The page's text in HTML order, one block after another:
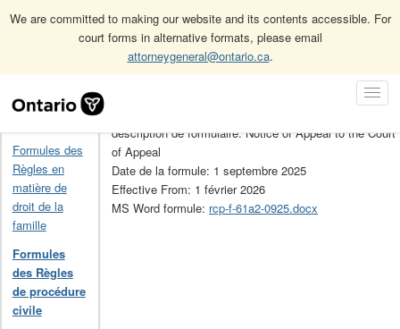
We are committed to making our website and its contents accessible. For
court forms in alternative formats, please email
attorneygeneral@ontario.ca.
Navigation
Accueil Formules des Règles de procédure civile 61A.2
Formules des
Règles en
matière de
droit de la
famille
Formules
des Règles
de procédure
civile
description de formulaire: Notice of Appeal to the Court
of Appeal
Date de la formule: 1 septembre 2025
Effective From: 1 février 2026
MS Word formule: rcp-f-61a2-0925.docx